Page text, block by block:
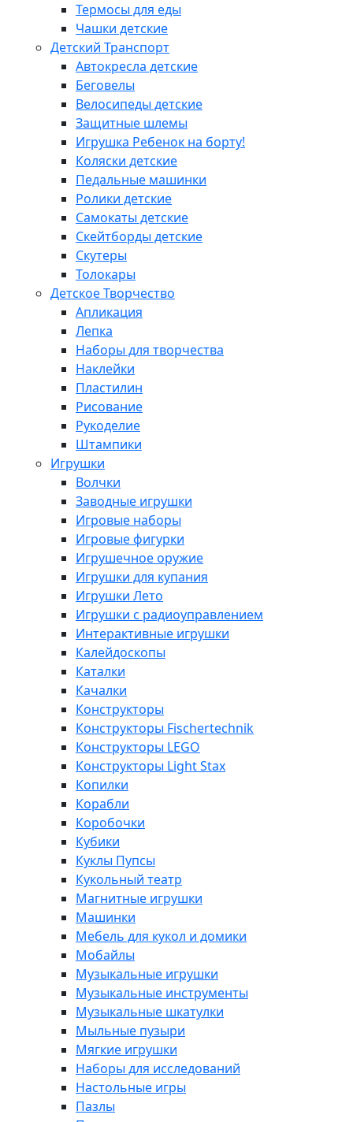
Термосы для еды
Чашки детские
Детский Транспорт
Автокресла детские
Беговелы
Велосипеды детские
Защитные шлемы
Игрушка Ребенок на борту!
Коляски детские
Педальные машинки
Ролики детские
Самокаты детские
Скейтборды детские
Скутеры
Толокары
Детское Творчество
Апликация
Лепка
Наборы для творчества
Наклейки
Пластилин
Рисование
Рукоделие
Штампики
Игрушки
Волчки
Заводные игрушки
Игровые наборы
Игровые фигурки
Игрушечное оружие
Игрушки для купания
Игрушки Лето
Игрушки с радиоуправлением
Интерактивные игрушки
Калейдоскопы
Каталки
Качалки
Конструкторы
Конструкторы Fisсhertechnik
Конструкторы LEGO
Конструкторы Light Stax
Копилки
Корабли
Коробочки
Кубики
Куклы Пупсы
Кукольный театр
Магнитные игрушки
Машинки
Мебель для кукол и домики
Мобайлы
Музыкальные игрушки
Музыкальные инструменты
Музыкальные шкатулки
Мыльные пузыри
Мягкие игрушки
Наборы для исследований
Настольные игры
Пазлы